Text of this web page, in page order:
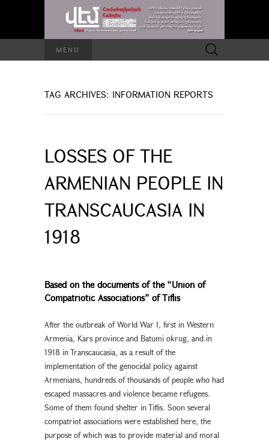
MENU
Search
for:
TAG ARCHIVES: INFORMATION REPORTS
LOSSES OF THE
ARMENIAN PEOPLE IN
TRANSCAUCASIA IN
1918
Based on the documents of the “Union of
Compatriotic Associations” of Tiflis
After the outbreak of World War I, first in Western
Armenia, Kars province and Batumi okrug, and in
1918 in Transcaucasia, as a result of the
implementation of the genocidal policy against
Armenians, hundreds of thousands of people who had
escaped massacres and violence became refugees.
Some of them found shelter in Tiflis. Soon several
compatriot associations were established here, the
purpose of which was to provide material and moral